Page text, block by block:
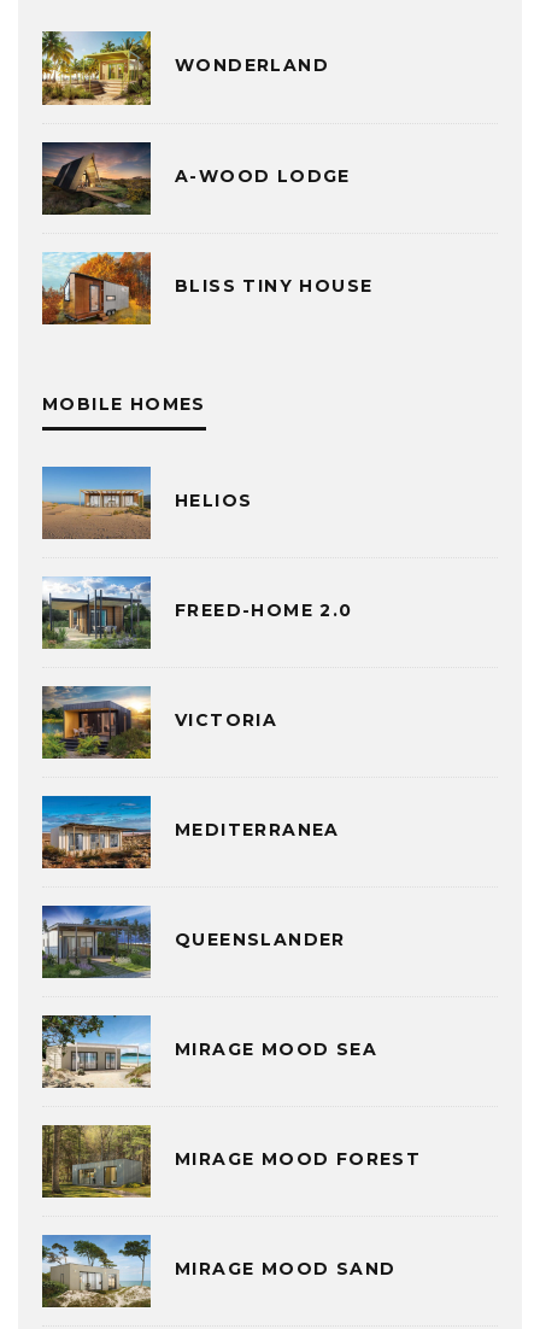
WONDERLAND
A-WOOD LODGE
BLISS TINY HOUSE
MOBILE HOMES
HELIOS
FREED-HOME 2.0
VICTORIA
MEDITERRANEA
QUEENSLANDER
MIRAGE MOOD SEA
MIRAGE MOOD FOREST
MIRAGE MOOD SAND